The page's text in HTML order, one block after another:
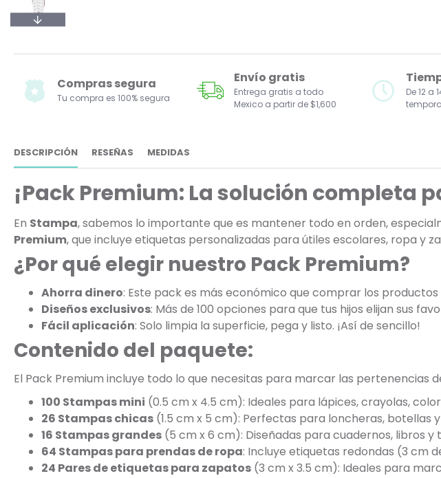
Compras segura
Tu compra es 100% segura
Envío gratis
Entrega gratis a todo
Mexico a partir de $1,600
De 12 a
DESCRIPCIÓN RESEÑAS MEDIDAS
¡Pack Premium: La solución completa
En Stampa, sabemos lo importante que es mantener todo en orden,
Premium, que incluye etiquetas personalizadas para útiles escolares, ropa y
¿Por qué elegir nuestro Pack Premium?
Ahorra dinero: Este pack es más económico que comprar los
Diseños exclusivos: Más de 100 opciones para que tus hijos elijan sus
Fácil aplicación: Solo limpia la superficie, pega y listo. ¡Así de sencillo!
Contenido del paquete:
El Pack Premium incluye todo lo que necesitas para marcar las pertenencias
100 Stampas mini (0.5 cm x 4.5 cm): Ideales para lápices, crayolas,
26 Stampas chicas (1.5 cm x 5 cm): Perfectas para loncheras, botellas
16 Stampas grandes (5 cm x 6 cm): Diseñadas para cuadernos, libros y
64 Stampas para prendas de ropa: Incluye etiquetas redondas (3 cm
24 Pares de etiquetas para zapatos (3 cm x 3.5 cm): Ideales para